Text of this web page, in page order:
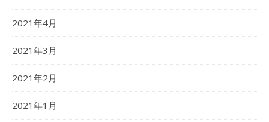
2021年4月
2021年3月
2021年2月
2021年1月